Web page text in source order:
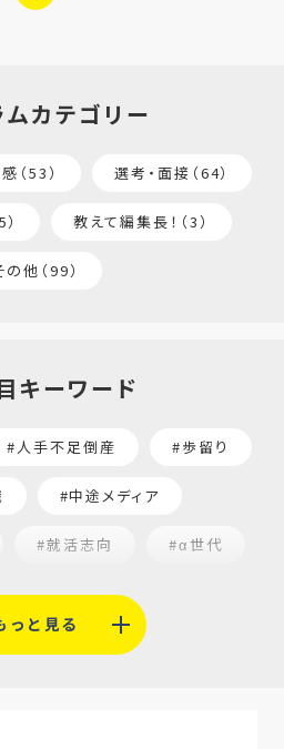
ムカテゴリー
（53） 選考・面接（64）
教えて編集長！（3）
の他（99）
キーワード
#人手不足倒産 #歩留り
#中途メディア
#就活志向 #α世代
採用単価
#AI面接
っと見る